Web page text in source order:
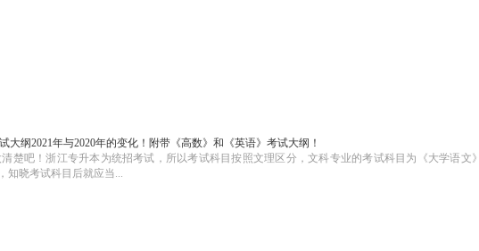
大纲2021年与2020年的变化！附带《高数》和《英语》考试大纲！
楚吧！浙江专升本为统招考试，所以考试科目按照文理区分，文科专业的考试科目为《大学语文
知晓考试科目后就应当...